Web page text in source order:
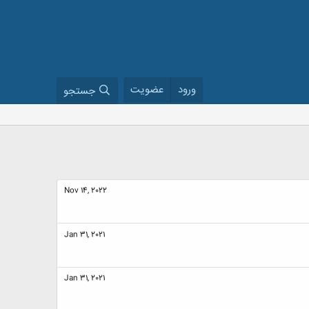
ورود عضویت جستجو
Nov 14, 2022
Jan 31, 2021
Jan 31, 2021